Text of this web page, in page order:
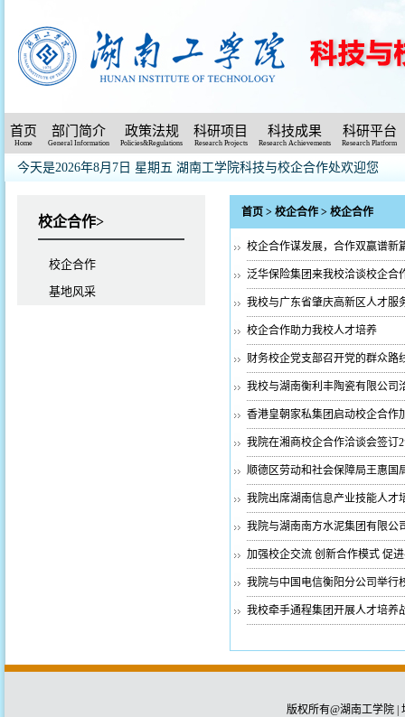
首页
Home
部门简介
General Information
政策法规
Policies&Regulations
科研项目
Research Projects
科技成果
Research Achievements
科研平台
Research Platform
今天是2026年8月7日 星期五 湖南工学院科技与校企合作处欢迎您
校企合作>
校企合作
基地风采
首页 > 校企合作 > 校企合作
校企合作谋发展，合作双赢谱新
泛华保险集团来我校洽谈校企合
我校与广东省肇庆高新区人才服
校企合作助力我校人才培养
财务校企党支部召开党的群众路
我校与湖南衡利丰陶瓷有限公司
香港皇朝家私集团启动校企合作
我院在湘商校企合作洽谈会签订
顺德区劳动和社会保障局王惠国
我院出席湖南信息产业技能人才
我院与湖南南方水泥集团有限公
加强校企交流 创新合作模式 促
我院与中国电信衡阳分公司举行
我校牵手通程集团开展人才培养
版权所有@湖南工学院 |